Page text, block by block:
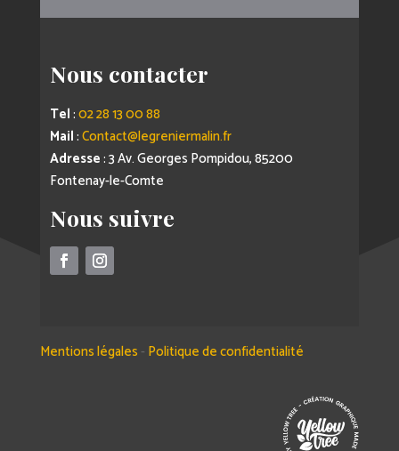
Nous contacter
Tel:02 28 13 00 88
Mail:Contact@legreniermalin.fr
Adresse: 3 Av. Georges Pompidou, 85200
Fontenay-le-Comte
Nous suivre
Mentions légales - Politique de confidentialité